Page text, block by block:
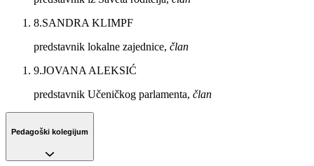
8.SANDRA KLIMPF
predstavnik lokalne zajednice, član
9.JOVANA ALEKSIĆ
predstavnik Učeničkog parlamenta, član
Pedagoški kolegijum